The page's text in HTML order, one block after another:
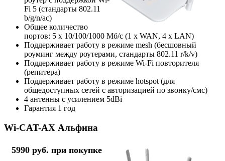
Fi 5 (стандарты 802.11
b/g/n/ac)
Общее количество
портов: 5 х 10/100/1000 Мб/с (1 x WAN, 4 x LAN)
Поддерживает работу в режиме mesh (бесшовный
роуминг между роутерами, стандарты 802.11 r/k/v)
Поддерживает работу в режиме Wi-Fi повторителя
(репитера)
Поддерживает работу в режиме hotspot (для
общедоступных сетей с авторизацией по звонку/смс)
4 антенны с усилением 5dBi
Гарантия 1 год
Wi-CAT-AX Альфина
5990 руб. при покупке